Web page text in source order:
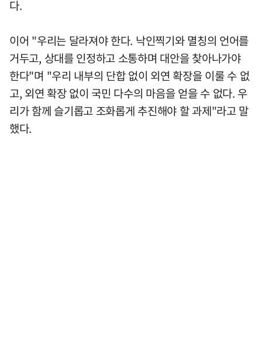
다.
이어 "우리는 달라져야 한다. 낙인찍기와 멸칭의 언어를
거두고, 상대를 인정하고 소통하며 대안을 찾아나가야
한다"며 "우리 내부의 단합 없이 외연 확장을 이룰 수 없
고, 외연 확장 없이 국민 다수의 마음을 얻을 수 없다. 우
리가 함께 슬기롭고 조화롭게 추진해야 할 과제"라고 말
했다.